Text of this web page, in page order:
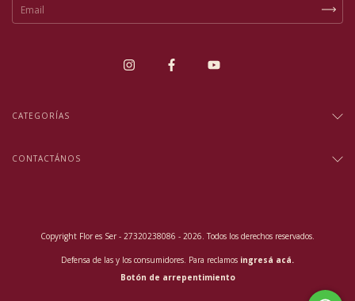
CATEGORÍAS
CONTACTÁNOS
Copyright Flor es Ser - 27320238086 - 2026. Todos los derechos reservados.
Defensa de las y los consumidores. Para reclamos ingresá acá.
Botón de arrepentimiento